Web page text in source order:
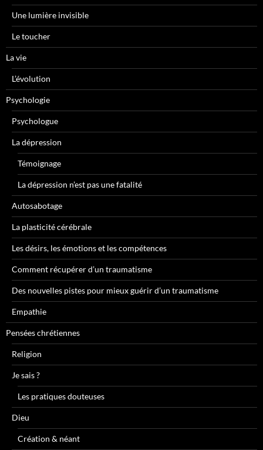
Une lumière invisible
Le toucher
La vie
L’évolution
Psychologie
Psychologue
La dépression
Témoignage
La dépression n’est pas une fatalité
Autosabotage
La plasticité cérébrale
Les désirs, les émotions et les compétences
Comment récupérer d’un traumatisme
Des nouvelles pistes pour mieux guérir d’un traumatisme
Empathie
Pensées chrétiennes
Religion
Je sais ?
Les pratiques douteuses
Dieu
Création & néant